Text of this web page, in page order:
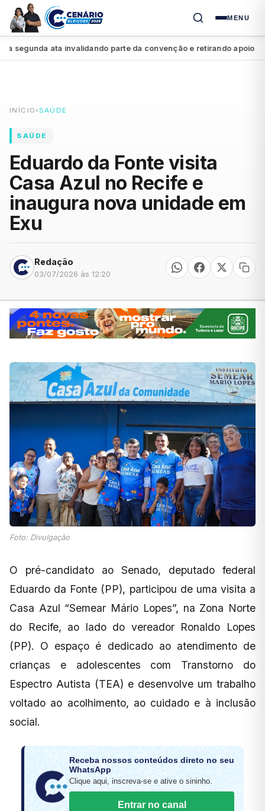
MENU
ata invalidando parte da convenção e retirando apoio a
INÍCIO ›SAÚDE
SAÚDE
Eduardo da Fonte visita
Casa Azul no Recife e
inaugura nova unidade em
Exu
Redação
03/07/2026 às 12:20
Foto: Divulgação
O pré-candidato ao Senado, deputado federal
Eduardo da Fonte (PP), participou de uma visita a
Casa Azul “Semear Mário Lopes”, na Zona Norte
do Recife, ao lado do vereador Ronaldo Lopes
(PP). O espaço é dedicado ao atendimento de
crianças e adolescentes com Transtorno do
Espectro Autista (TEA) e desenvolve um trabalho
voltado ao acolhimento, ao cuidado e à inclusão
social.
Receba nossos conteúdos direto no seu
WhatsApp
Clique aqui, inscreva-se e ative o sininho.
Entrar no canal